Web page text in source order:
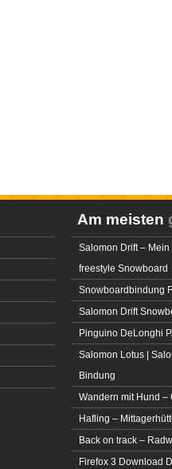
Am meisten
Salomon Drift –
freestyle Snowboard
Snowboardbindung
Salomon Drift
Pinguino DeLonghi
Salomon Lotus |
Bindung
Wandern mit Hund –
Hafling –
Back on track –
Firefox 3 Download